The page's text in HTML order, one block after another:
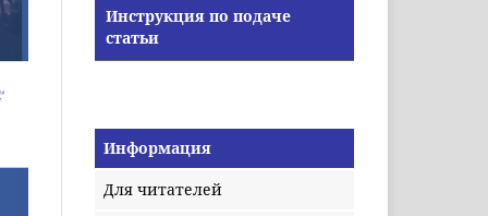
Инструкция по подаче
статьи
Информация
Для читателей